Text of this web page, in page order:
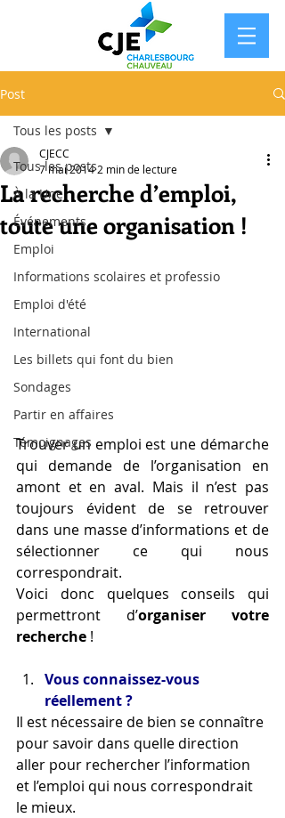
Post
Tous les posts
À la Une
Événements
Emploi
Informations scolaires et professio
Emploi d'été
International
Les billets qui font du bien
Sondages
Partir en affaires
Témoignages
Tous les posts
La recherche d’emploi,
toute une organisation !
CJECC
7 mai 2014 2 min de lecture
Trouver un emploi est une démarche
qui demande de l’organisation en
amont et en aval. Mais il n’est pas
toujours évident de se retrouver
dans une masse d’informations et de
sélectionner ce qui nous
correspondrait.
Voici donc quelques conseils qui
permettront d’organiser votre
recherche !
Vous connaissez-vous
réellement ?
Il est nécessaire de bien se connaître
pour savoir dans quelle direction
aller pour rechercher l’information
et l’emploi qui nous correspondrait
le mieux.